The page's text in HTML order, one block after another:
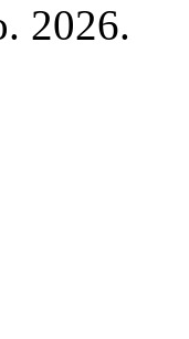
2026.